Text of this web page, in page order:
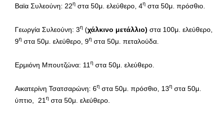
Βαϊα Συλεούνη: 22η στα 50μ. ελεύθερο, 4η στα 50μ. πρόσθιο.
Γεωργία Συλεούνη: 3η (χάλκινο μετάλλιο) στα 100μ. ελεύθερο,
9η στα 50μ. ελεύθερο, 9η στα 50μ. πεταλούδα.
Ερμιόνη Μπουτζώνα: 11 η στα 50μ. ελεύθερο.
Αικατερίνη Τσατσαρώνη: 6η στα 50μ. πρόσθιο, 13η στα 50μ.
ύπτιο, 21 η στα 50μ. ελεύθερο.